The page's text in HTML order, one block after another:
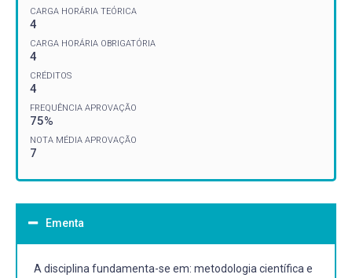
CARGA HORÁRIA TEÓRICA
4
CARGA HORÁRIA OBRIGATÓRIA
4
CRÉDITOS
4
FREQUÊNCIA APROVAÇÃO
75%
NOTA MÉDIA APROVAÇÃO
7
Ementa
A disciplina fundamenta-se em: metodologia científica e